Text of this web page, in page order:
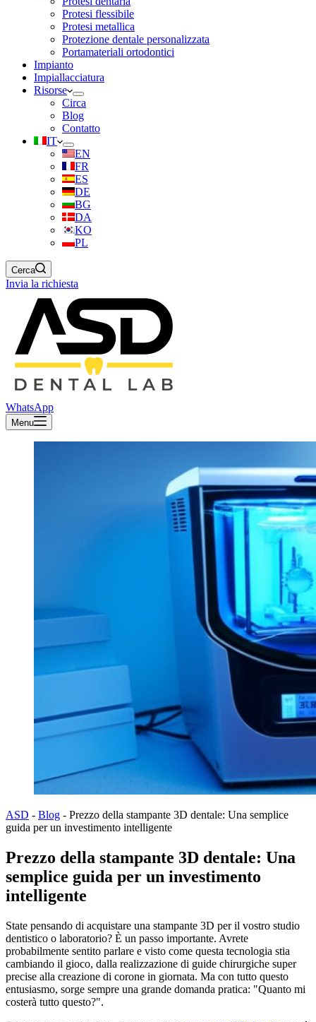
Protesi flessibile
Protesi metallica
Protezione dentale personalizzata
Portamateriali ortodontici
Impianto
Impiallacciatura
Risorse
Circa
Blog
Contatto
IT
EN
FR
ES
DE
BG
DA
KO
PL
Cerca
Invia la richiesta
WhatsApp
Menu
ASD - Blog - Prezzo della stampante 3D dentale: Una semplice
guida per un investimento intelligente
Prezzo della stampante 3D dentale: Una
semplice guida per un investimento
intelligente
State pensando di acquistare una stampante 3D per il vostro studio
dentistico o laboratorio? È un passo importante. Avrete
probabilmente sentito parlare e visto come questa tecnologia stia
cambiando il gioco, dalla realizzazione di guide chirurgiche super
precise alla creazione di corone in giornata. Ma con tutto questo
entusiasmo, sorge sempre una grande domanda pratica: "Quanto mi
costerà tutto questo?".